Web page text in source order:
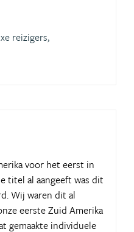
reizigers,
voor het eerst in
titel al aangeeft was dit
Wij waren dit al
eerste Zuid Amerika
gemaakte individuele